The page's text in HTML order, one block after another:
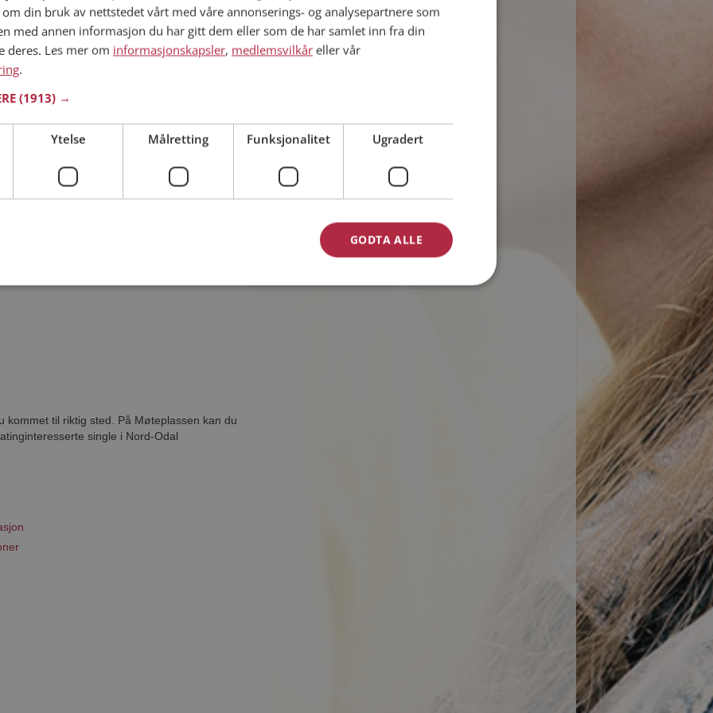
år
single personen hyggelig? Det tar bare ett
på Møteplassen, slik at du kan finne ut alt
i Innlandet
Karianne? Du kan se en fullstendig profil
kommet til riktig sted. På Møteplassen kan du
single i Nord-Odal
din bruk av nettstedet vårt med våre annonserings- og analysepartnere som
med annen informasjon du har gitt dem eller som de har samlet inn fra din
deres. Les mer om informasjonskapsler, medlemsvilkår eller vår
.
(1913) →
Ytelse Målretting Funksjonalitet Ugradert
GODTA ALLE